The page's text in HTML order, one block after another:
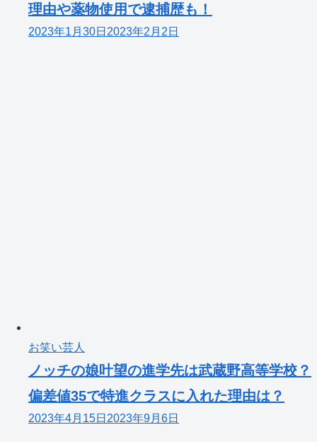
理由や薬物使用で逮捕歴も！
2023年1月30日 2023年2月2日
お笑い芸人
ノッチの娘叶望の進学先は武蔵野高等学校？
偏差値35で特進クラスに入れた理由は？
2023年4月15日 2023年9月6日